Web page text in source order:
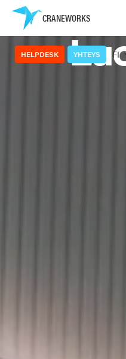
CRANEWORKS
HELPDESK YHTEYS FI